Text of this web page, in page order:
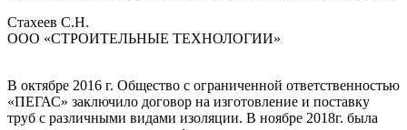
Стахеев С.Н.
ООО «СТРОИТЕЛЬНЫЕ ТЕХНОЛОГИИ»
В октябре 2016 г. Общество с ограниченной ответственностью
«ПЕГАС» заключило договор на изготовление и поставку
труб с различными видами изоляции. В ноябре 2018г. была